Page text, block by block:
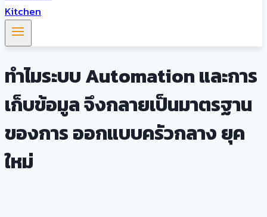
ทำไมระบบ Automation และการ
เก็บข้อมูล จึงกลายเป็นมาตรฐาน
ของการ ออกแบบครัวกลาง ยุค
ใหม่